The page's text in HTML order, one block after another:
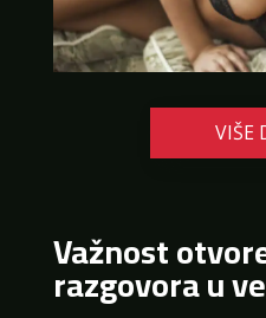
VIŠE
Važnost
razgovora u